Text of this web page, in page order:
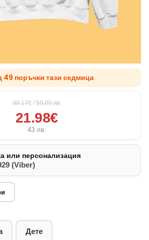
49 поръчки тази седмица
30.17€ / 59,00лв.
21.98€
43 лв.
или персонализация
(Viber)
Дете